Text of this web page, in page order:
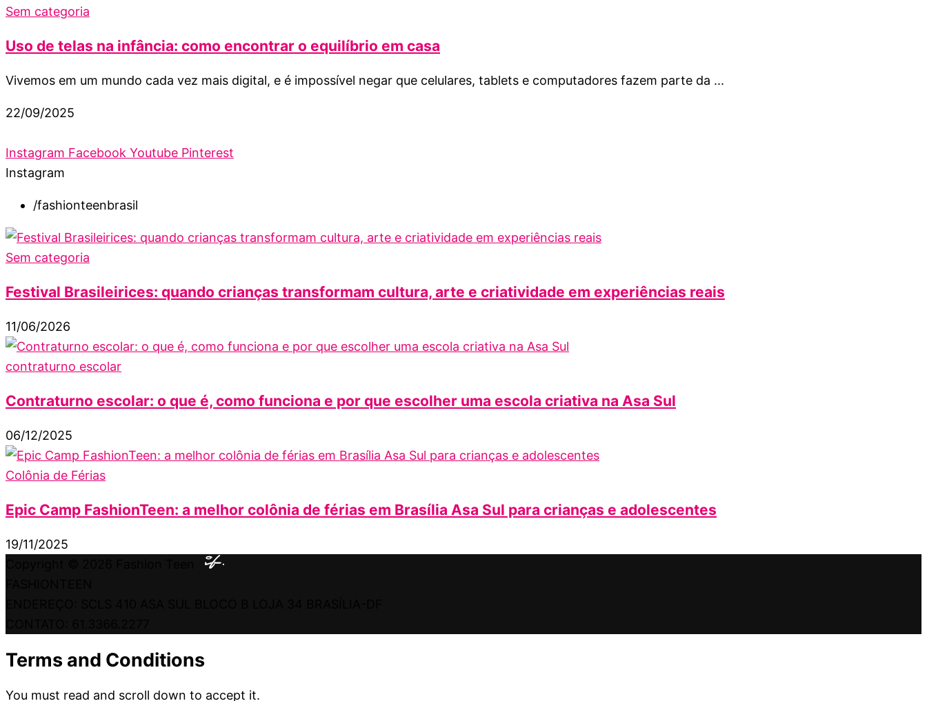
Sem categoria
Uso de telas na infância: como encontrar o equilíbrio em casa
Vivemos em um mundo cada vez mais digital, e é impossível negar que celulares, tablets e computadores fazem parte da ...
22/09/2025
Instagram Facebook Youtube Pinterest
Instagram
/fashionteenbrasil
Sem categoria
Festival Brasileirices: quando crianças transformam cultura, arte e criatividade em experiências reais
11/06/2026
contraturno escolar
Contraturno escolar: o que é, como funciona e por que escolher uma escola criativa na Asa Sul
06/12/2025
Colônia de Férias
Epic Camp FashionTeen: a melhor colônia de férias em Brasília Asa Sul para crianças e adolescentes
19/11/2025
Terms and Conditions
You must read and scroll down to accept it.